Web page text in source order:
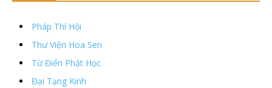
Pháp Thí Hội
Thư Viện Hoa Sen
Từ Điển Phật Học
Đại Tạng Kinh